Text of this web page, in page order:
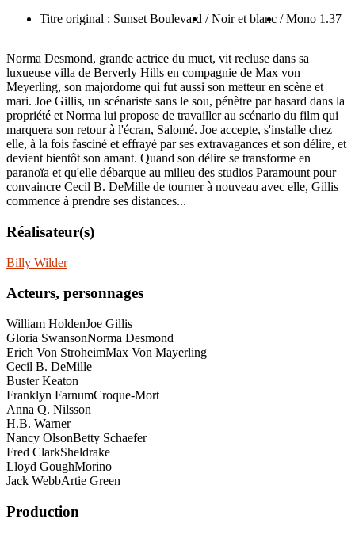
Titre original : Sunset Boulevard / Noir et blanc / Mono 1.37
Norma Desmond, grande actrice du muet, vit recluse dans sa
luxueuse villa de Berverly Hills en compagnie de Max von
Meyerling, son majordome qui fut aussi son metteur en scène et
mari. Joe Gillis, un scénariste sans le sou, pénètre par hasard dans la
propriété et Norma lui propose de travailler au scénario du film qui
marquera son retour à l'écran, Salomé. Joe accepte, s'installe chez
elle, à la fois fasciné et effrayé par ses extravagances et son délire, et
devient bientôt son amant. Quand son délire se transforme en
paranoïa et qu'elle débarque au milieu des studios Paramount pour
convaincre Cecil B. DeMille de tourner à nouveau avec elle, Gillis
commence à prendre ses distances...
Réalisateur(s)
Billy Wilder
Acteurs, personnages
William HoldenJoe Gillis
Gloria SwansonNorma Desmond
Erich Von StroheimMax Von Mayerling
Cecil B. DeMille
Buster Keaton
Franklyn FarnumCroque-Mort
Anna Q. Nilsson
H.B. Warner
Nancy OlsonBetty Schaefer
Fred ClarkSheldrake
Lloyd GoughMorino
Jack WebbArtie Green
Production